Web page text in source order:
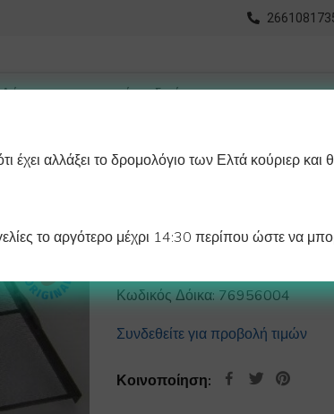
Αναζήτηση Διαγράμματα Λάστιχα Ψυγείου
ΦΙΛΤΡΟ ΑΕΡΑ
Κωδικός Δόικα:76956004
Συνδεθείτε για προβολή τιμών
Κοινοποίηση:
αλλάξει το δρομολόγιο των Ελτά κούριερ και
το αργότερο μέχρι 14:30 περίπου ώστε να